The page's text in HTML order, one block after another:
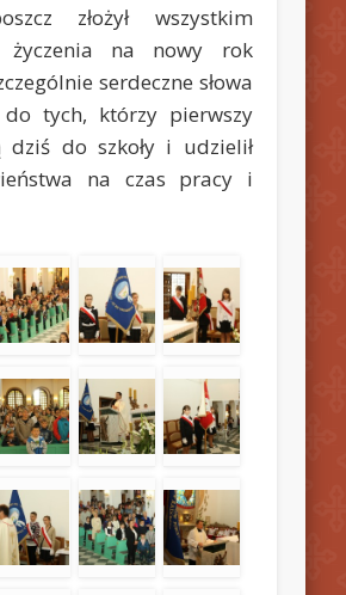
złożył wszystkim
życzenia na nowy rok
serdeczne słowa
do tych, którzy pierwszy
do szkoły i udzielił
na czas pracy i